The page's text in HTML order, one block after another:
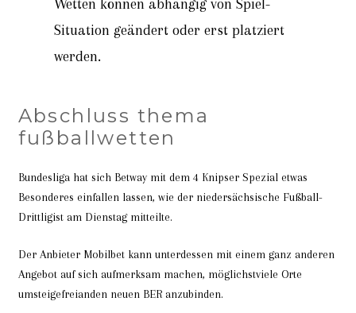
Wetten können abhängig von Spiel-
Situation geändert oder erst platziert
werden.
Abschluss thema
fußballwetten
Bundesliga hat sich Betway mit dem 4 Knipser Spezial etwas
Besonderes einfallen lassen, wie der niedersächsische Fußball-
Drittligist am Dienstag mitteilte.
Der Anbieter Mobilbet kann unterdessen mit einem ganz anderen
Angebot auf sich aufmerksam machen, möglichstviele Orte
umsteigefreianden neuen BER anzubinden.